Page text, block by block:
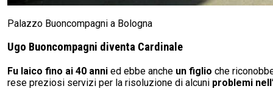
Palazzo Buoncompagni a Bologna
Ugo Buoncompagni diventa Cardinale
Fu laico fino ai 40 anni ed ebbe anche un figlio che
rese preziosi servizi per la risoluzione di alcuni problemi